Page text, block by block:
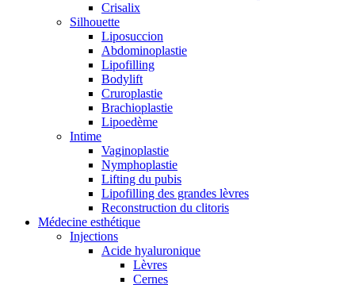
Crisalix
Silhouette
Liposuccion
Abdominoplastie
Lipofilling
Bodylift
Cruroplastie
Brachioplastie
Lipoedème
Intime
Vaginoplastie
Nymphoplastie
Lifting du pubis
Lipofilling des grandes lèvres
Reconstruction du clitoris
Médecine esthétique
Injections
Acide hyaluronique
Lèvres
Cernes